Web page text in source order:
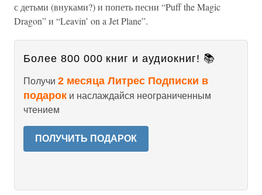
с детьми (внуками?) и попеть песни “Puff the Magic
Dragon” и “Leavin’ on a Jet Plane”.
Более 800 000 книг и аудиокниг! 📚
Получи 2 месяца Литрес Подписки в
подарок и наслаждайся неограниченным
чтением
ПОЛУЧИТЬ ПОДАРОК